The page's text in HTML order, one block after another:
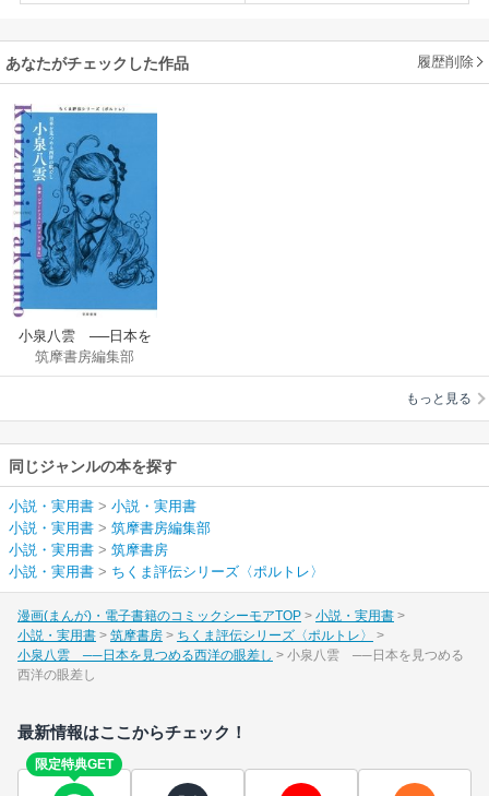
あなたがチェックした作品 履歴削除
小泉八雲 ──日本を
見つめる西洋の眼差
し
筑摩書房編集部
もっと見る
同じジャンルの本を探す
小説・実用書 > 小説・実用書
小説・実用書 > 筑摩書房編集部
小説・実用書 > 筑摩書房
小説・実用書 > ちくま評伝シリーズ〈ポルトレ〉
漫画(まんが)・電子書籍のコミックシーモアTOP
小説・実用書
小説・実用書
筑摩書房
ちくま評伝シリーズ〈ポルトレ〉
小泉八雲 ──日本を見つめる西洋の眼差し
小泉八雲 ──日本を見つめる
西洋の眼差し
最新情報はここからチェック！
限定特典GET